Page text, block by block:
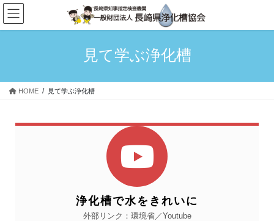
見て学ぶ浄化槽
HOME 見て学ぶ浄化槽
浄化槽で水をきれいに
外部リンク：環境省／Youtube